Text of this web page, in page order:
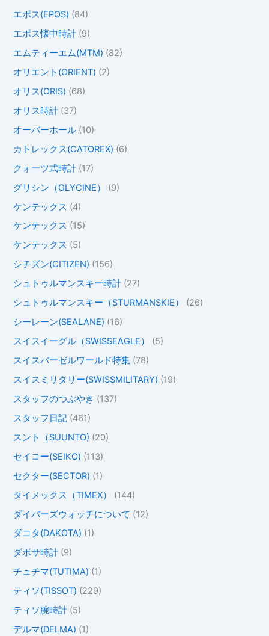
エポス(EPOS) (84)
エポス懐中時計 (9)
エムティーエム(MTM) (82)
オリエント(ORIENT) (2)
オリス(ORIS) (68)
オリス時計 (37)
オーバーホール (10)
カトレックス(CATOREX) (6)
クォーツ式時計 (17)
グリシン（GLYCINE）
(9)
ケンテックス (4)
ケンテックス (15)
ケンテックス (5)
シチズン(CITIZEN) (156)
シュトゥルマンスキー時計 (27)
シュトゥルマンスキー（STURMANSKIE）
(26)
シーレーン(SEALANE) (16)
スイスイーグル（SWISSEAGLE）
(5)
スイスバーゼルワールド特集 (78)
スイスミリタリー(SWISSMILITARY) (19)
スタッフのつぶやき (137)
スタッフ日記 (461)
スント（SUUNTO) (20)
セイコー(SEIKO) (113)
セクター(SECTOR) (1)
タイメックス（TIMEX）
(144)
ダイバーズウォッチについて (12)
ダコタ(DAKOTA) (1)
ダボサ時計 (9)
チュチマ(TUTIMA) (1)
ティソ(TISSOT) (229)
ティソ腕時計 (5)
デルマ(DELMA) (1)